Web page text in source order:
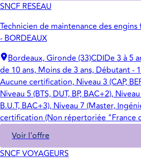
SNCF RESEAU
Technicien de maintenance des engins
- BORDEAUX
Bordeaux, Gironde (33)CDIDe 3 à 5
de 10 ans, Moins de 3 ans, Débutant -
Aucune certification, Niveau 3 (CAP,
Niveau 5 (BTS, DUT, BP, BAC+2),
B.U.T, BAC+3), Niveau 7 (Master,
certification (Non répertoriée "France
Voir l'offre
SNCF VOYAGEURS